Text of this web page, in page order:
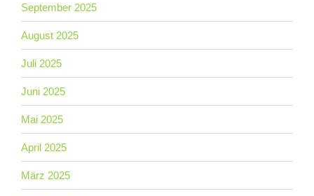
September 2025
August 2025
Juli 2025
Juni 2025
Mai 2025
April 2025
März 2025